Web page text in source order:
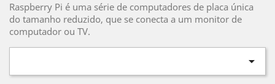
Raspberry Pi é uma série de computadores de placa única
do tamanho reduzido, que se conecta a um monitor de
computador ou TV.
